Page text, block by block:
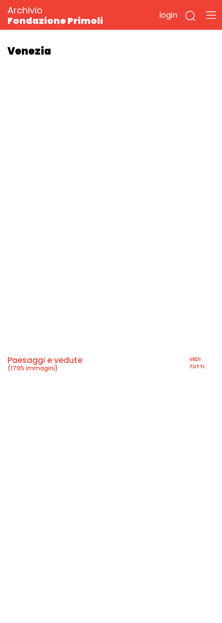
Archivio
Fondazione Primoli
login
Venezia
Paesaggi e vedute
(1795 immagini)
VEDI
TUTTI